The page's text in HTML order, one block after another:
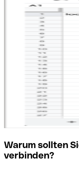
Warum sollten
verbinden?